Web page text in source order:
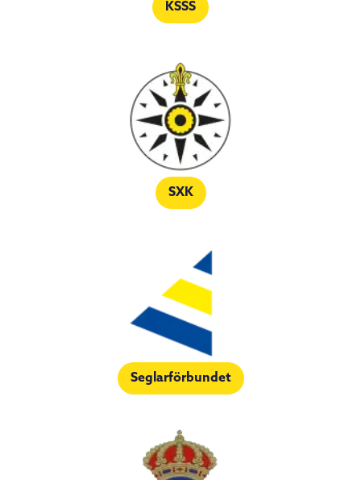
KSSS
SXK
Seglarförbundet